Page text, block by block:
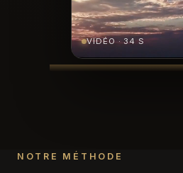
VIDÉO · 34 S
NOTRE MÉTHODE